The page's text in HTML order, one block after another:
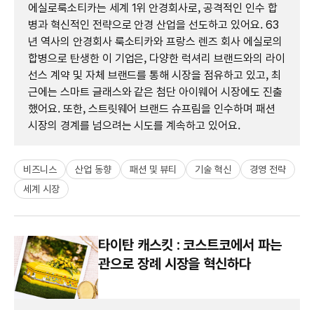
에실로룩소티카는 세계 1위 안경회사로, 공격적인 인수 합
병과 혁신적인 전략으로 안경 산업을 선도하고 있어요. 63
년 역사의 안경회사 룩소티카와 프랑스 렌즈 회사 에실로의
합병으로 탄생한 이 기업은, 다양한 럭셔리 브랜드와의 라이
선스 계약 및 자체 브랜드를 통해 시장을 점유하고 있고, 최
근에는 스마트 글래스와 같은 첨단 아이웨어 시장에도 진출
했어요. 또한, 스트릿웨어 브랜드 슈프림을 인수하며 패션
시장의 경계를 넘으려는 시도를 계속하고 있어요.
비즈니스 산업 동향 패션 및 뷰티 기술 혁신
경영 전략
세계 시장
타이탄 캐스킷 : 코스트코에서 파는
관으로 장례 시장을 혁신하다